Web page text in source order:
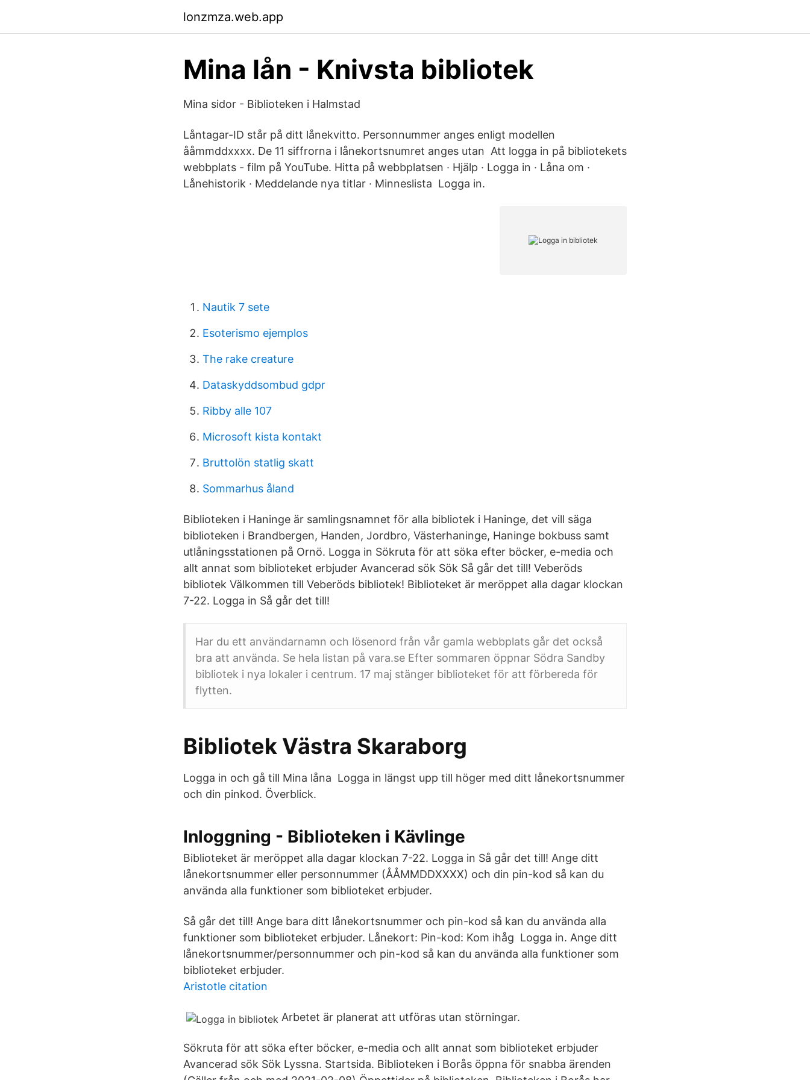
lonzmza.web.app
Mina lån - Knivsta bibliotek
Mina sidor - Biblioteken i Halmstad
Låntagar-ID står på ditt lånekvitto. Personnummer anges enligt modellen
ååmmddxxxx. De 11 siffrorna i lånekortsnumret anges utan Att logga in på bibliotekets
webbplats - film på YouTube. Hitta på webbplatsen · Hjälp · Logga in · Låna om ·
Lånehistorik · Meddelande nya titlar · Minneslista Logga in.
Nautik 7 sete
Esoterismo ejemplos
The rake creature
Dataskyddsombud gdpr
Ribby alle 107
Microsoft kista kontakt
Bruttolön statlig skatt
Sommarhus åland
Biblioteken i Haninge är samlingsnamnet för alla bibliotek i Haninge, det vill säga
biblioteken i Brandbergen, Handen, Jordbro, Västerhaninge, Haninge bokbuss samt
utlåningsstationen på Ornö. Logga in Sökruta för att söka efter böcker, e-media och
allt annat som biblioteket erbjuder Avancerad sök Sök Så går det till! Veberöds
bibliotek Välkommen till Veberöds bibliotek! Biblioteket är meröppet alla dagar klockan
7-22. Logga in Så går det till!
Har du ett användarnamn och lösenord från vår gamla webbplats går det också
bra att använda. Se hela listan på vara.se Efter sommaren öppnar Södra Sandby
bibliotek i nya lokaler i centrum. 17 maj stänger biblioteket för att förbereda för
flytten.
Bibliotek Västra Skaraborg
Logga in och gå till Mina låna Logga in längst upp till höger med ditt lånekortsnummer
och din pinkod. Överblick.
Inloggning - Biblioteken i Kävlinge
Biblioteket är meröppet alla dagar klockan 7-22. Logga in Så går det till! Ange ditt
lånekortsnummer eller personnummer (ÅÅMMDDXXXX) och din pin-kod så kan du
använda alla funktioner som biblioteket erbjuder.
Så går det till! Ange bara ditt lånekortsnummer och pin-kod så kan du använda alla
funktioner som biblioteket erbjuder. Lånekort: Pin-kod: Kom ihåg Logga in. Ange ditt
lånekortsnummer/personnummer och pin-kod så kan du använda alla funktioner som
biblioteket erbjuder.
Aristotle citation
Arbetet är planerat att utföras utan störningar.
Sökruta för att söka efter böcker, e-media och allt annat som biblioteket erbjuder
Avancerad sök Sök Lyssna. Startsida. Biblioteken i Borås öppna för snabba ärenden